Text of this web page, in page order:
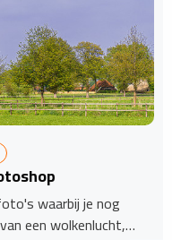
waarbij je nog
een wolkenlucht,…